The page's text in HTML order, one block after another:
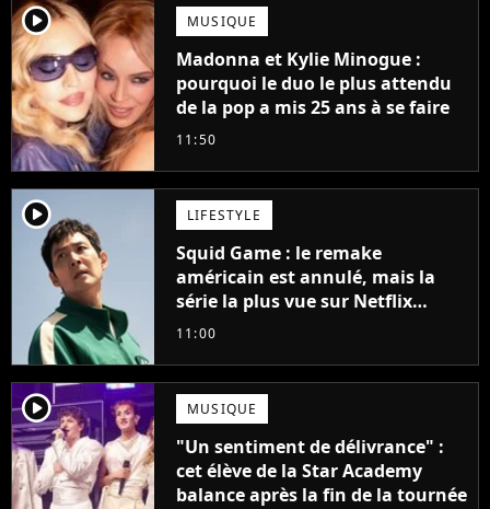
player2 MUSIQUE
Madonna et Kylie Minogue :
pourquoi le duo le plus attendu
de la pop a mis 25 ans à se faire
11:50
player2 LIFESTYLE
Squid Game : le remake
américain est annulé, mais la
série la plus vue sur Netflix
pourrait avoir une version
11:00
player2 MUSIQUE
"Un sentiment de délivrance" :
cet élève de la Star Academy
balance après la fin de la tournée